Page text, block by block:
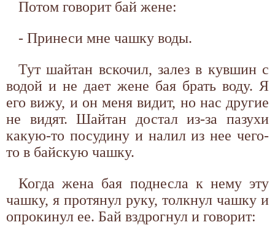
Потом говорит бай жене:
- Принеси мне чашку воды.
Тут шайтан вскочил, залез в кувшин с
водой и не дает жене бая брать воду. Я
его вижу, и он меня видит, но нас другие
не видят. Шайтан достал из-за пазухи
какую-то посудину и налил из нее чего-
то в байскую чашку.
Когда жена бая поднесла к нему эту
чашку, я протянул руку, толкнул чашку и
опрокинул ее. Бай вздрогнул и говорит: